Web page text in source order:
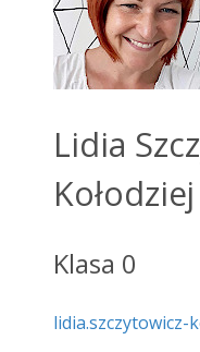
Lidia
Kołodziej
Klasa 0
lidia.szczytowicz-